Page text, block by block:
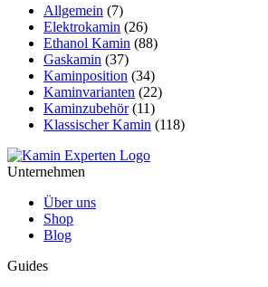
Allgemein (7)
Elektrokamin (26)
Ethanol Kamin (88)
Gaskamin (37)
Kaminposition (34)
Kaminvarianten (22)
Kaminzubehör(11)
Klassischer Kamin (118)
Unternehmen
Über uns
Shop
Blog
Guides